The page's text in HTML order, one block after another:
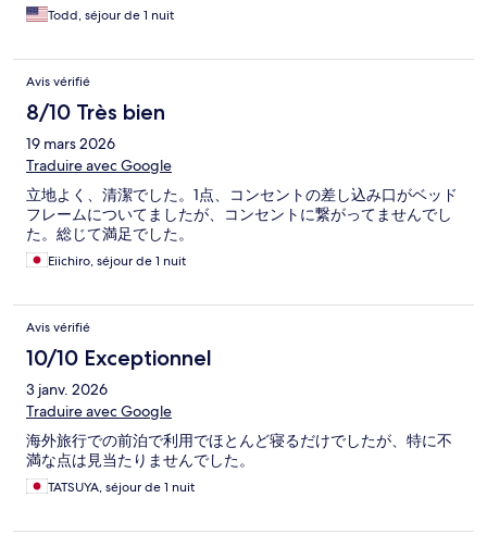
Todd, séjour de 1 nuit
Avis vérifié
8/10 Très bien
19 mars 2026
Traduire avec Google
立地よく、清潔でした。1点、コンセントの差し込み口がベッド
フレームについてましたが、コンセントに繋がってませんでし
た。総じて満足でした。
Eiichiro, séjour de 1 nuit
Avis vérifié
10/10 Exceptionnel
3 janv. 2026
Traduire avec Google
海外旅行での前泊で利用でほとんど寝るだけでしたが、特に不
満な点は見当たりませんでした。
TATSUYA, séjour de 1 nuit